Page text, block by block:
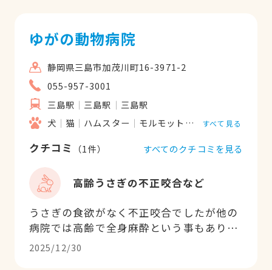
ゆがの動物病院
静岡県三島市加茂川町16-3971-2
055-957-3001
三島駅
三島駅
三島駅
犬
猫 ハムスター モルモット フェレット
すべて見る
クチコミ （1件）
高齢うさぎの不正咬合など
うさぎの食欲がなく不正咬合でしたが他の
病院では高齢で全身麻酔という事もあり治
療を断られて困っていました。 この病院を
知り先生に相談してみたところ、なんなく
2025/12/30
すべてのクチコミを見る